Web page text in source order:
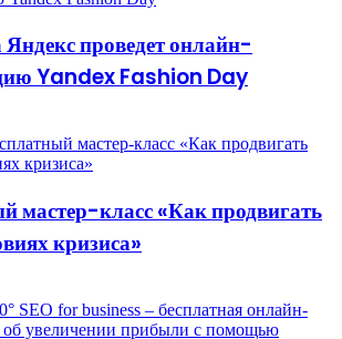
Яндекс проведет онлайн-
Yandex Fashion Day
мастер-класс «Как продвигать
кризиса»